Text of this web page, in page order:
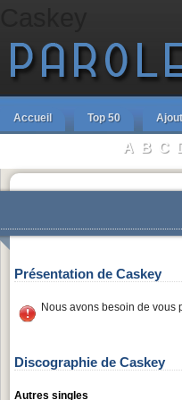
Accueil Top 50
A B C
Présentation de Caskey
Nous avons besoin de vous
Discographie de Caskey
Autres singles